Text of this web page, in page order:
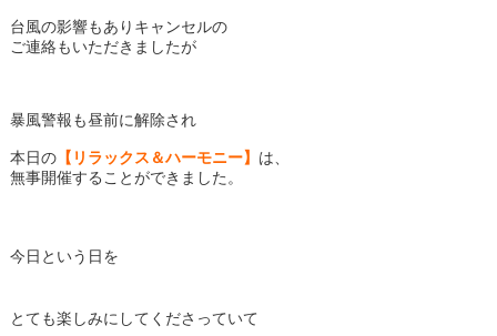
台風の影響もありキャンセルの
ご連絡もいただきましたが
暴風警報も昼前に解除され
本日の【リラックス＆ハーモニー】 は、
無事開催することができました。
今日という日を
とても楽しみにしてくださっていて